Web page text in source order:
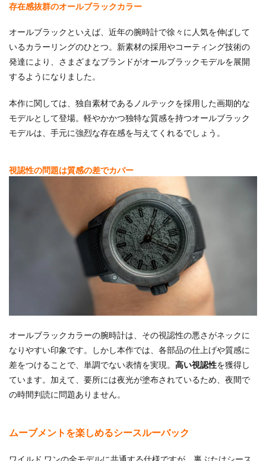
存在感抜群のオールブラックカラー
オールブラックといえば、近年の腕時計で徐々に人気を伸ばして
いるカラーリングのひとつ。新素材の採用やコーティング技術の
発達により、さまざまなブランドがオールブラックモデルを展開
するようになりました。
本作に関しては、独自素材であるノルテックを採用した画期的な
モデルとして登場。軽やかかつ独特な質感を持つオールブラック
モデルは、手元に強烈な存在感を与えてくれるでしょう。
視認性の問題は質感の差でカバー
オールブラックカラーの腕時計は、その視認性の悪さがネックに
なりやすい印象です。しかし本作では、各部品の仕上げや質感に
差をつけることで、単調でない表情を実現。 高い視認性を獲得し
ています。加えて、要所には夜光が塗布されているため、夜間で
の時間判読に問題ありません。
ムーブメントを楽しめるシースルーバック
ワイルド ワンの全モデルに共通する仕様ですが、裏ぶたはシース